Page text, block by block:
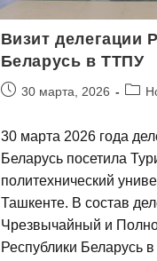
Визит делегации
Беларусь в ТТПУ
30 марта, 2026
30 марта 2026 года
Беларусь посетила
политехнический
Ташкенте. В состав
Чрезвычайный и
Республики Беларусь